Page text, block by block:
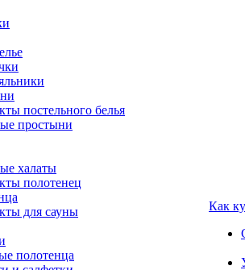
постельного белья
простыни
халаты
полотенец
для сауны
полотенца
Как